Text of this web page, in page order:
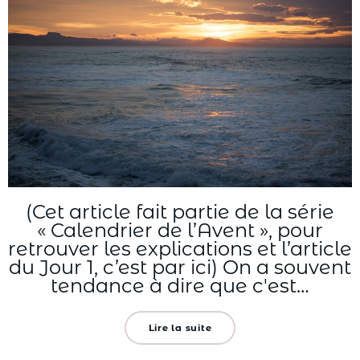
(Cet article fait partie de la série
« Calendrier de l’Avent », pour
retrouver les explications et l’article
du Jour 1, c’est par ici) On a souvent
tendance à dire que c'est…
Lire la suite